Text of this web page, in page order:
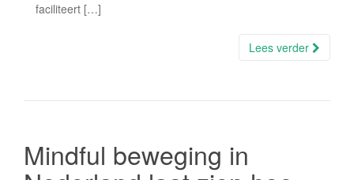
faciliteert […]
Lees verder
Mindful beweging in